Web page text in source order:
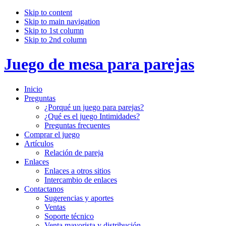
Skip to content
Skip to main navigation
Skip to 1st column
Skip to 2nd column
Juego de mesa para parejas
Inicio
Preguntas
¿Porqué un juego para parejas?
¿Qué es el juego Intimidades?
Preguntas frecuentes
Comprar el juego
Artículos
Relación de pareja
Enlaces
Enlaces a otros sitios
Intercambio de enlaces
Contactanos
Sugerencias y aportes
Ventas
Soporte técnico